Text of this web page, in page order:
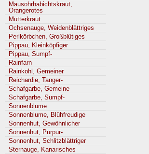
Mausohrhabichtskraut,
Orangerotes
Mutterkraut
Ochsenauge, Weidenblättriges
Perlkörbchen, Großblütiges
Pippau, Kleinköpfiger
Pippau, Sumpf-
Rainfarn
Rainkohl, Gemeiner
Reichardie, Tanger-
Schafgarbe, Gemeine
Schafgarbe, Sumpf-
Sonnenblume
Sonnenblume, Blühfreudige
Sonnenhut, Gewöhnlicher
Sonnenhut, Purpur-
Sonnenhut, Schlitzblättriger
Sternauge, Kanarisches